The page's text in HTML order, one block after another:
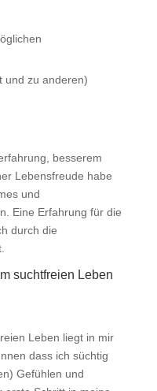
und zu anderen)
besserem
Lebensfreude habe
und
Eine Erfahrung für die
durch die
suchtfreien Leben
Leben liegt in mir
dass ich süchtig
Gefühlen und